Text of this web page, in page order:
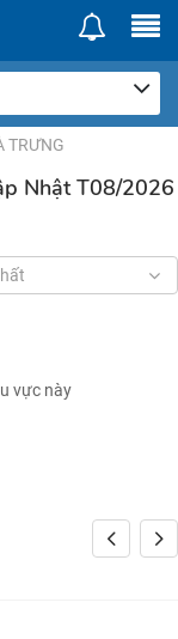
TRƯNG
Nhật T08/2026
vực này